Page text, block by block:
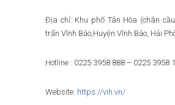
Địa chỉ: Khu phố Tân Hòa (chân
trấn Vĩnh Bảo,Huyện Vĩnh Bảo, Hải
Hotline : 0225 3958 888 – 0225 3958
Website: https://vih.vn/